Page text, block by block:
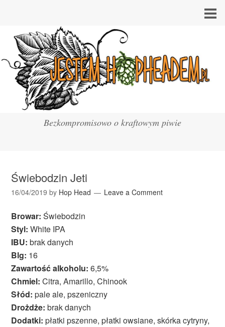
Bezkompromisowo o kraftowym piwie
Świebodzin Jeti
16/04/2019 by Hop Head Leave a Comment
Browar: Świebodzin
Styl: White IPA
IBU: brak danych
Blg: 16
Zawartość alkoholu: 6,5%
Chmiel: Citra, Amarillo, Chinook
Słód: pale ale, pszeniczny
Drożdże: brak danych
Dodatki: płatki pszenne, płatki owsiane, skórka cytryny,